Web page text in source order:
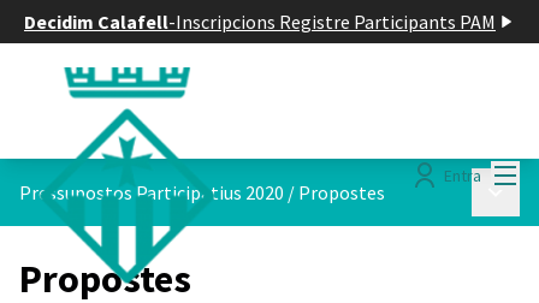
Decidim Calafell-Inscripcions Registre Participants PAM
Entra
Pressupostos Participatius 2020 / Propostes
Propostes